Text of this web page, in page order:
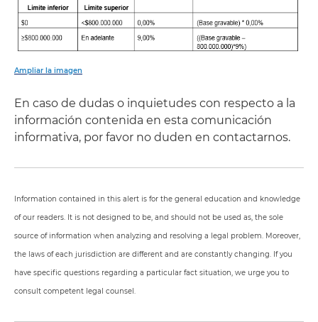
Ampliar la imagen
En caso de dudas o inquietudes con respecto a la
información contenida en esta comunicación
informativa, por favor no duden en contactarnos.
Information contained in this alert is for the general education and knowledge
of our readers. It is not designed to be, and should not be used as, the sole
source of information when analyzing and resolving a legal problem. Moreover,
the laws of each jurisdiction are different and are constantly changing. If you
have specific questions regarding a particular fact situation, we urge you to
consult competent legal counsel.